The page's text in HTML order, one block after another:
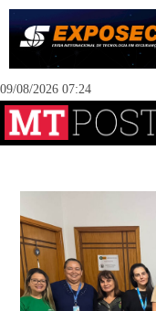
09/08/2026 07:24